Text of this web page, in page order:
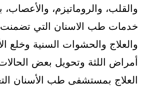
والقلب، والروماتيزم، والأعصاب،
خدمات طب الاسنان التي
والعلاج والحشوات السنية وخلع
أمراض اللثة وتحويل بعض
العلاج بمستشفى طب الأسنان